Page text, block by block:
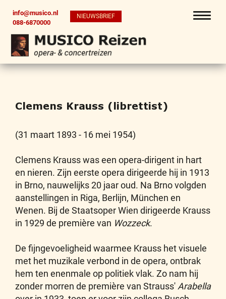
info@musico.nl
088-6870000
NIEUWSBRIEF
Clemens Krauss (librettist)
(31 maart 1893 - 16 mei 1954)
Clemens Krauss was een opera-dirigent in hart
en nieren. Zijn eerste opera dirigeerde hij in 1913
in Brno, nauwelijks 20 jaar oud. Na Brno volgden
aanstellingen in Riga, Berlijn, München en
Wenen. Bij de Staatsoper Wien dirigeerde Krauss
in 1929 de première van Wozzeck.
De fijngevoeligheid waarmee Krauss het visuele
met het muzikale verbond in de opera, ontbrak
hem ten enenmale op politiek vlak. Zo nam hij
zonder morren de première van Strauss' Arabella